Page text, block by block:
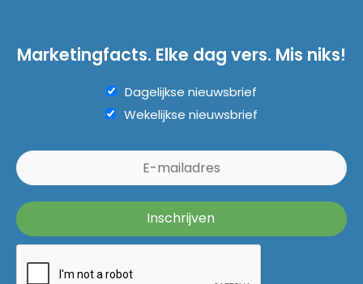
Marketingfacts. Elke dag vers. Mis niks!
Dagelijkse nieuwsbrief
Wekelijkse nieuwsbrief